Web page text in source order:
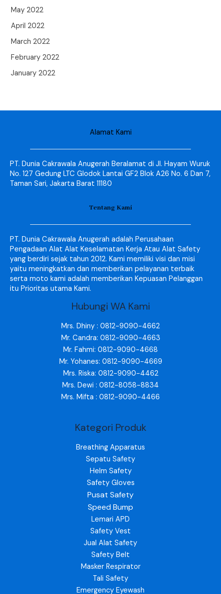
May 2022
April 2022
March 2022
February 2022
January 2022
Alamat Kami
PT. Dunia Cakrawala Anugerah Beralamat di Jl. Hayam Wuruk
No. 127 Gedung LTC Glodok Lantai GF2 Blok A26 No. 6 Dan 7,
Taman Sari, Jakarta Barat 11180
Tentang Kami
PT. Dunia Cakrawala Anugerah adalah Perusahaan
Pengadaan Alat Alat Keselamatan Kerja Atau Alat Safety
yang berdiri sejak tahun 2012. Kami memiliki visi dan misi
yaitu meningkatkan dan memberikan pelayanan terbaik
serta moto kami adalah memberikan Kepuasan Pelanggan
itu Prioritas utama Kami.
Hubungi WA Kami
Mrs. Dhiny : 0812-9090-4662
Mr. Candra: 0812-9090-4663
Mr. Fahmi: 0812-9090-4668
Mr. Yohanes: 0812-9090-4669
Mrs. Riska: 0812-9090-4462
Mrs. Dewi : 0812-8058-8834
Mrs. Mifta : 0812-9090-4466
Kategori Produk
Breathing Apparatus
Sepatu Safety
Helm Safety
Safety Gloves
Pusat Safety
Speed Bump
Lemari APD
Safety Vest
Jual Alat Safety
Safety Belt
Masker Respirator
Tali Safety
Emergency Eyewash